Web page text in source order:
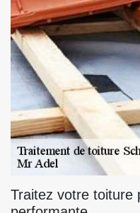
Traitez votre toiture